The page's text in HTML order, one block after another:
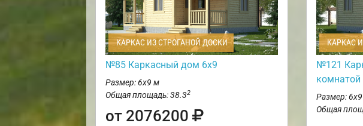
КАРКАС ИЗ СТРОГАНОЙ ДОСКИ
№85 Каркасный дом 6х9
Размер: 6х9 м
Общая площадь: 38.32
от 2076200
КАРКАС
№121
комнатой
Размер:
Общая